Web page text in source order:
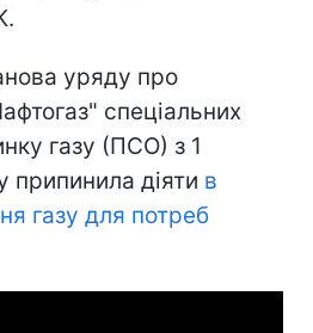
уряду про
спеціальних
газу (ПСО) з 1
припинила діяти в
газу для потреб